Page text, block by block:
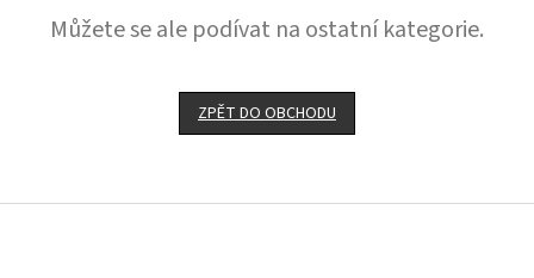
Můžete se ale podívat na ostatní kategorie.
ZPĚT DO OBCHODU